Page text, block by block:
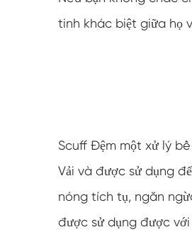
tinh khác biệt giữa họ
Scuff Đệm một xử lý
Vải và được sử dụng
nóng tích tụ, ngăn
được sử dụng được với